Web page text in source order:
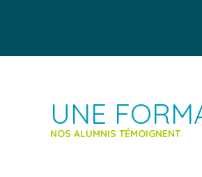
UNE
NOS ALUMNIS TÉMOIGNENT